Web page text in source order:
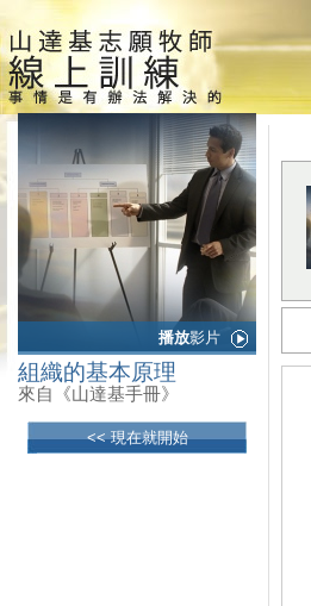
播放影片
組織的基本原理
來自《山達基手冊》
<< 現在就開始